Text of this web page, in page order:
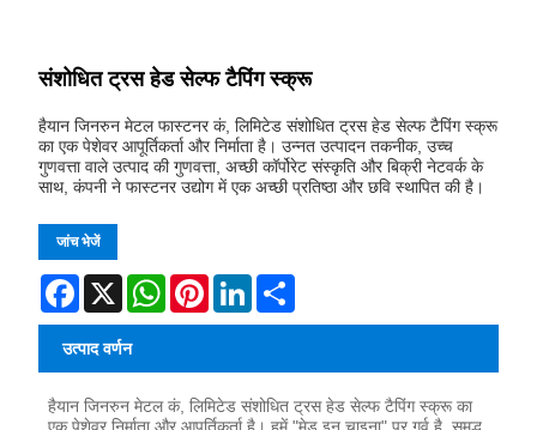
संशोधित ट्रस हेड सेल्फ टैपिंग स्क्रू
हैयान जिनरुन मेटल फास्टनर कं, लिमिटेड संशोधित ट्रस हेड सेल्फ टैपिंग स्क्रू
का एक पेशेवर आपूर्तिकर्ता और निर्माता है। उन्नत उत्पादन तकनीक, उच्च
गुणवत्ता वाले उत्पाद की गुणवत्ता, अच्छी कॉर्पोरेट संस्कृति और बिक्री नेटवर्क के
साथ, कंपनी ने फास्टनर उद्योग में एक अच्छी प्रतिष्ठा और छवि स्थापित की है।
जांच भेजें
Facebook
X WhatsAppPinterestLinkedIn
उत्पाद वर्णन
हैयान जिनरुन मेटल कं, लिमिटेड संशोधित ट्रस हेड सेल्फ टैपिंग स्क्रू का